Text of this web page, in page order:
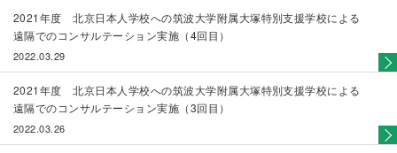
2021年度 北京日本人学校への筑波大学附属大塚特別支援学校による
遠隔でのコンサルテーション実施（4回目）
2022.03.29
2021年度 北京日本人学校への筑波大学附属大塚特別支援学校による
遠隔でのコンサルテーション実施（3回目）
2022.03.26